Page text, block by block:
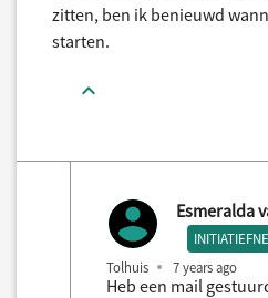
zitten, ben ik benieuwd
starten.
Esmeralda
Tolhuis 7 years ago
Heb een mail